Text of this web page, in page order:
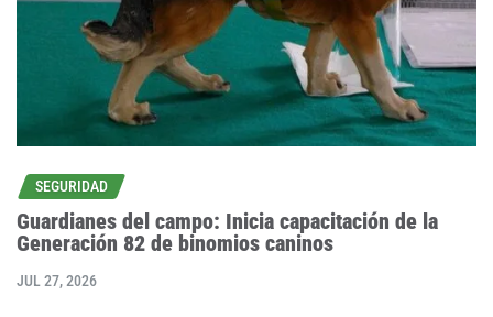
SEGURIDAD
Guardianes del campo: Inicia capacitación de la
Generación 82 de binomios caninos
JUL 27, 2026